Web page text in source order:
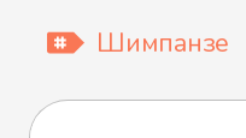
Шимпанзе